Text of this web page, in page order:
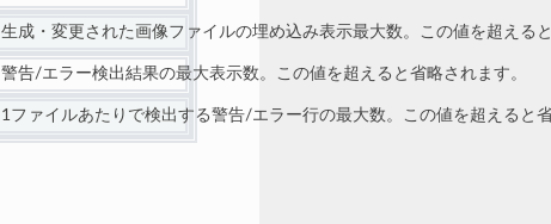
生成・変更された画像ファイルの埋め込み表示最大数。この値を超える
警告/エラー検出結果の最大表示数。この値を超えると省略されます。
1ファイルあたりで検出する警告/エラー行の最大数。この値を超えると